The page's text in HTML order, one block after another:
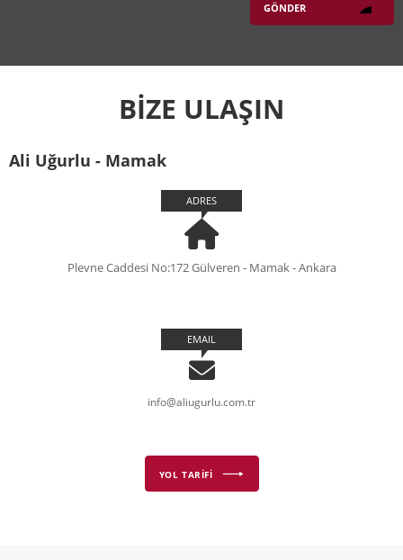
BİZE ULAŞIN
Ali Uğurlu - Mamak
ADRES
Plevne Caddesi No:172 Gülveren - Mamak - Ankara
EMAIL
info@aliugurlu.com.tr
YOL TARİFİ